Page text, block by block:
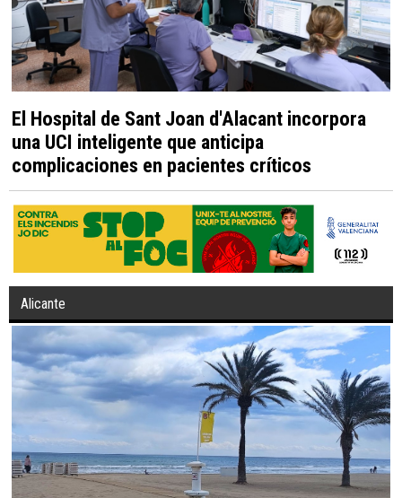
El Hospital de Sant Joan d'Alacant incorpora
una UCI inteligente que anticipa
complicaciones en pacientes críticos
Alicante